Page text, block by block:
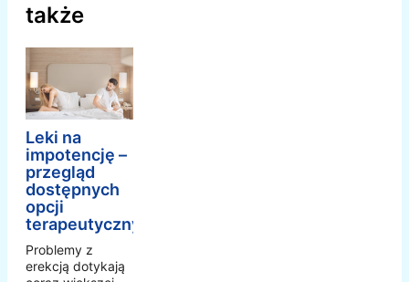
także
Leki na
impotencję –
przegląd
dostępnych
opcji
terapeutycznych
Problemy z
erekcją dotykają